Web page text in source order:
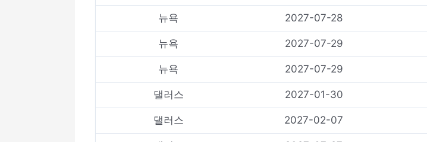
뉴욕 2027-07-28
뉴욕 2027-07-29
뉴욕 2027-07-29
댈러스 2027-01-30
댈러스 2027-02-07